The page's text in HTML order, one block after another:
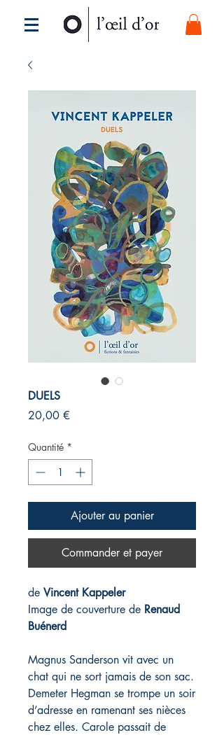
DUELS
20,00 €
Quantité *
Ajouter au panier
Commander et payer
de Vincent Kappeler
Image de couverture de Renaud
Buénerd
Magnus Sanderson vit avec un
chat qui ne sort jamais de son sac.
Demeter Hegman se trompe un soir
d’adresse en ramenant ses nièces
chez elles. Carole passait de